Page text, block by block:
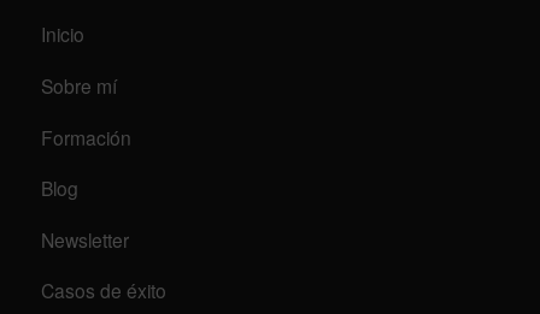
Inicio
Sobre mí
Formación
Blog
Newsletter
Casos de éxito